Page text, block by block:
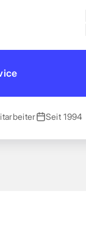
Seit 1994